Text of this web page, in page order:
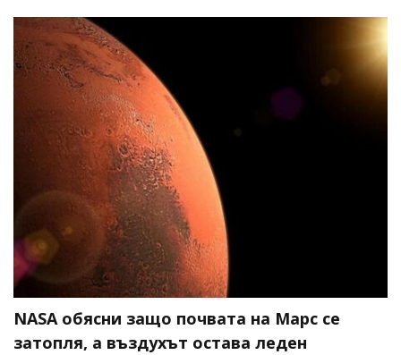
NASA обясни защо почвата на Марс се
затопля, а въздухът остава леден